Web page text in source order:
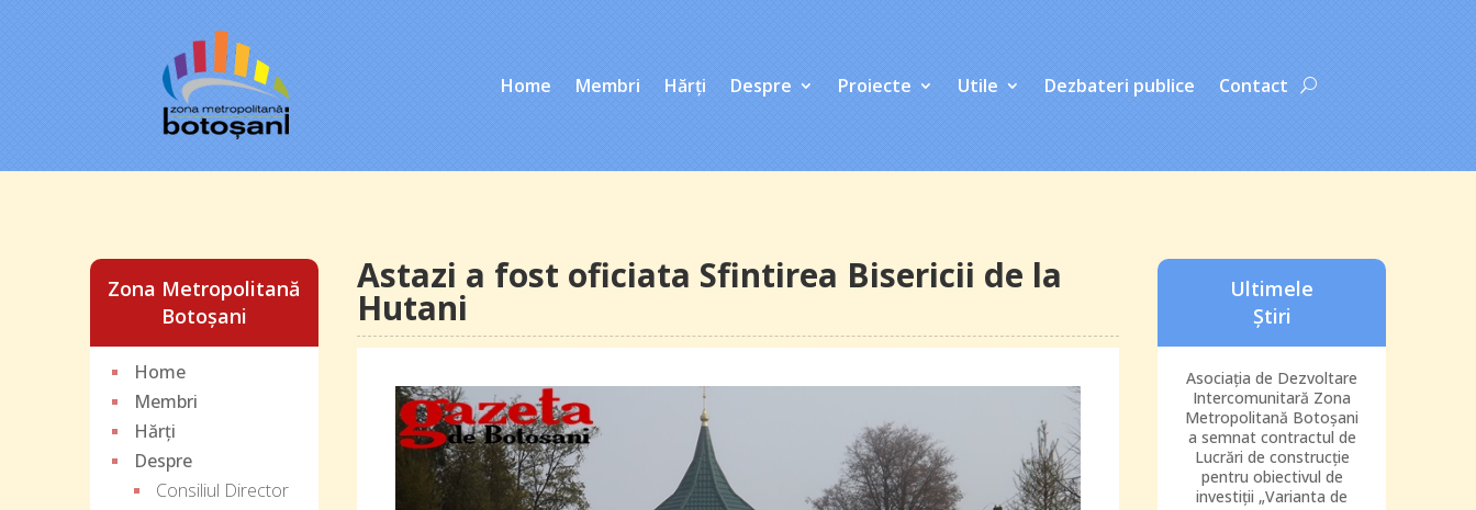
Home Membri Hărți Despre Proiecte Utile Dezbateri publice Contact
Zona Metropolitană
Botoșani
Home
Membri
Hărți
Despre
Consiliul Director
Astazi a fost oficiata Sfintirea Bisericii de la
Hutani
Ultimele
Știri
Asociația de Dezvoltare
Intercomunitară Zona
Metropolitană Botoșani
a semnat contractul de
Lucrări de construcție
pentru obiectivul de
investiții „Varianta de